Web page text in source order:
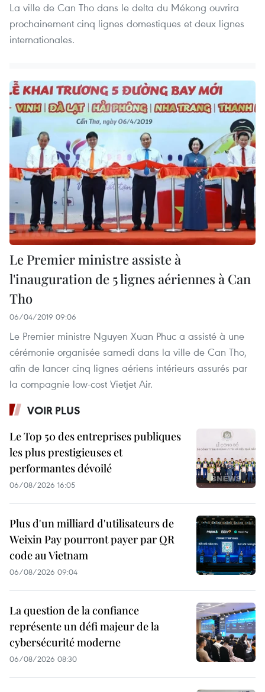
La ville de Can Tho dans le delta du Mékong ouvrira
prochainement cinq lignes domestiques et deux lignes
internationales.
Le Premier ministre assiste à
l'inauguration de 5 lignes aériennes à Can
Tho
06/04/2019 09:06
Le Premier ministre Nguyen Xuan Phuc a assisté à une
cérémonie organisée samedi dans la ville de Can Tho,
afin de lancer cinq lignes aériens intérieurs assurés par
la compagnie low-cost Vietjet Air.
VOIR PLUS
Le Top 50 des entreprises publiques
les plus prestigieuses et
performantes dévoilé
06/08/2026 16:05
Plus d'un milliard d'utilisateurs de
Weixin Pay pourront payer par QR
code au Vietnam
06/08/2026 09:04
La question de la confiance
représente un défi majeur de la
cybersécurité moderne
06/08/2026 08:30